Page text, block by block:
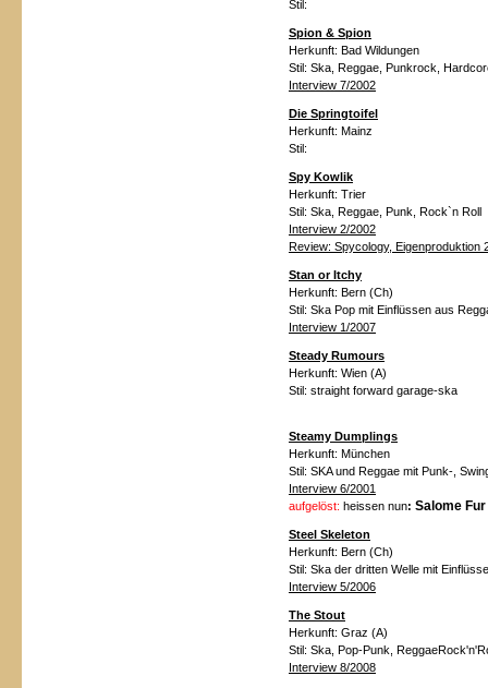
Stil:
Spion & Spion
Herkunft: Bad Wildungen
Stil: Ska, Reggae, Punkrock,
Interview 7/2002
Die Springtoifel
Herkunft: Mainz
Stil:
Spy Kowlik
Herkunft: Trier
Stil: Ska, Reggae, Punk, Rock`n Roll
Interview 2/2002
Review: Spycology, Eigenproduktion
Stan or Itchy
Herkunft: Bern (Ch)
Stil: Ska Pop mit Einflüssen aus
Interview 1/2007
Steady Rumours
Herkunft: Wien (A)
Stil: straight forward garage-ska
Steamy Dumplings
Herkunft: München
Stil: SKA und Reggae mit Punk-,
Interview 6/2001
aufgelöst: heissen nun: Salome Fur
Steel Skeleton
Herkunft: Bern (Ch)
Stil: Ska der dritten Welle mit
Interview 5/2006
The Stout
Herkunft: Graz (A)
Stil: Ska, Pop-Punk,
Interview 8/2008